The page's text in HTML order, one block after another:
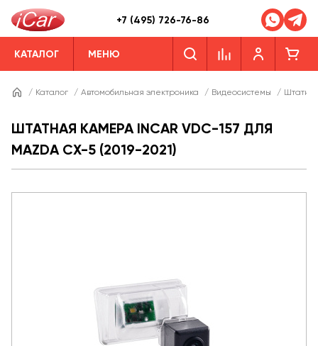
+7 (495) 726-76-86
КАТАЛОГ МЕНЮ
/ Каталог / Автомобильная электроника / Видеосистемы /
ШТАТНАЯ КАМЕРА INCAR VDC-157 ДЛЯ
MAZDA CX-5 (2019-2021)